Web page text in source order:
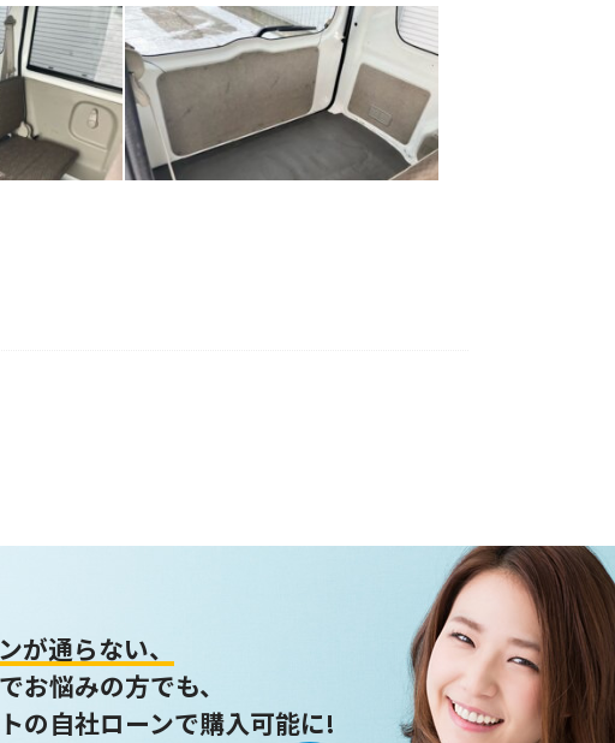
が通らない、
でお悩みの方でも、
の自社ローンで購入可能に!